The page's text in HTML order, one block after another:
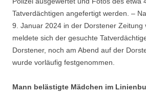
Tatverdächtigen angefertigt werden. –
9. Januar 2024 in der Dorstener Zeitung
meldete sich der gesuchte
Dorstener, noch am Abend auf der
wurde vorläufig festgenommen.
Mann belästigte Mädchen im